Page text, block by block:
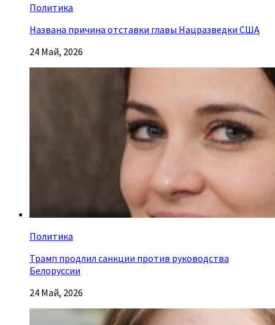
Политика
Названа причина отставки главы Нацразведки США
24 Май, 2026
Политика
Трамп продлил санкции против руководства
Белоруссии
24 Май, 2026